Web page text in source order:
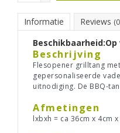
Informatie Reviews
Beschikbaarheid:
Beschrijving
Flesopener grilltang
gepersonaliseerde
uitnodiging. De BBQ-
Afmetingen
lxbxh = ca 36cm x 4cm x